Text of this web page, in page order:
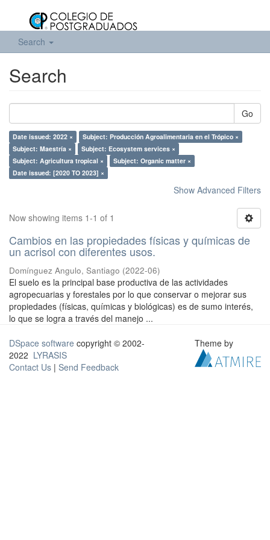
Search
Search
Go
Date issued: 2022 ×
Subject: Producción Agroalimentaria en el Trópico ×
Subject: Maestría ×
Subject: Ecosystem services ×
Subject: Agricultura tropical ×
Subject: Organic matter ×
Date issued: [2020 TO 2023] ×
Show Advanced Filters
Now showing items 1-1 of 1
Cambios en las propiedades físicas y químicas de
un acrisol con diferentes usos.
Domínguez Angulo, Santiago (2022-06)
El suelo es la principal base productiva de las actividades
agropecuarias y forestales por lo que conservar o mejorar sus
propiedades (físicas, químicas y biológicas) es de sumo interés,
lo que se logra a través del manejo ...
DSpace software copyright © 2002-
2022 LYRASIS
Contact Us | Send Feedback
Theme by